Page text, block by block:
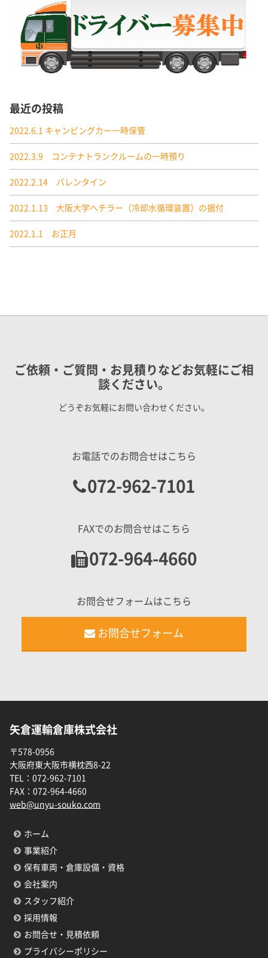
最近の投稿
2022.6.1 キャンピングカー一時保管
2022.3.9 コンテナトランクルームの一時預り
2022.2.14 バレンタイン
2022.1.13 大阪大学へチラー（冷却水循環装置）の据付
2022.1.1 お正月
ご依頼・ご質問・お見積りなどお気軽にご相
談ください。
どうぞお気軽にお問い合わせください。
お電話でのお問合せはこちら
072-962-7101
FAXでのお問合せはこちら
072-964-4660
お問合せフォームはこちら
お問合せフォーム
矢倉運輸倉庫株式会社
〒578-0956
大阪府東大阪市横枕西8-22
TEL： 072-962-7101
FAX： 072-964-4660
web@unyu-souko.com
ホーム
事業紹介
保有車両・倉庫設備・資格
会社案内
スタッフ紹介
採用情報
お問合せ・見積依頼
プライバシーポリシー